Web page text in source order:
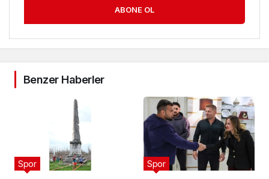
ABONE OL
Benzer Haberler
Spor Spor